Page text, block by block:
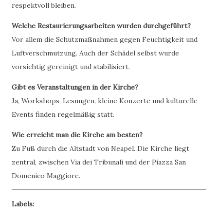
respektvoll bleiben.
Welche Restaurierungsarbeiten wurden durchgeführt?
Vor allem die Schutzmaßnahmen gegen Feuchtigkeit und
Luftverschmutzung. Auch der Schädel selbst wurde
vorsichtig gereinigt und stabilisiert.
Gibt es Veranstaltungen in der Kirche?
Ja, Workshops, Lesungen, kleine Konzerte und kulturelle
Events finden regelmäßig statt.
Wie erreicht man die Kirche am besten?
Zu Fuß durch die Altstadt von Neapel. Die Kirche liegt
zentral, zwischen Via dei Tribunali und der Piazza San
Domenico Maggiore.
Labels: